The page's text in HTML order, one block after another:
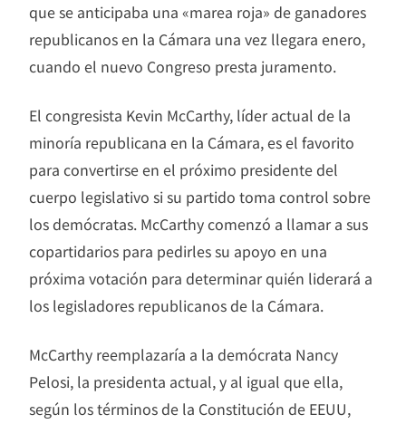
que se anticipaba una «marea roja» de ganadores
republicanos en la Cámara una vez llegara enero,
cuando el nuevo Congreso presta juramento.
El congresista Kevin McCarthy, líder actual de la
minoría republicana en la Cámara, es el favorito
para convertirse en el próximo presidente del
cuerpo legislativo si su partido toma control sobre
los demócratas. McCarthy comenzó a llamar a sus
copartidarios para pedirles su apoyo en una
próxima votación para determinar quién liderará a
los legisladores republicanos de la Cámara.
McCarthy reemplazaría a la demócrata Nancy
Pelosi, la presidenta actual, y al igual que ella,
según los términos de la Constitución de EEUU,